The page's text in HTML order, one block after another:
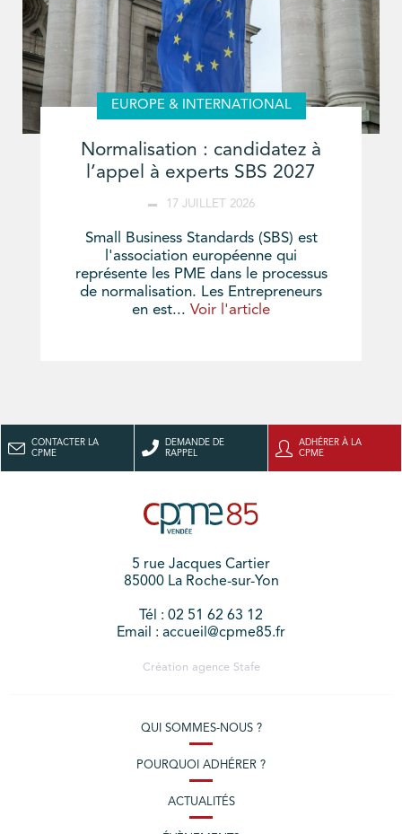
EUROPE & INTERNATIONAL
Normalisation : candidatez à
l’appel à experts SBS 2027
17 JUILLET 2026
Small Business Standards (SBS) est
l'association européenne qui
représente les PME dans le processus
de normalisation. Les Entrepreneurs
en est... Voir l'article
CONTACTER LA
CPME
DEMANDE DE
RAPPEL
ADHÉRER À LA
CPME
5 rue Jacques Cartier
85000 La Roche-sur-Yon
Tél : 02 51 62 63 12
Email : accueil@cpme85.fr
Création agence Stafe
QUI SOMMES-NOUS ?
POURQUOI ADHÉRER ?
ACTUALITÉS